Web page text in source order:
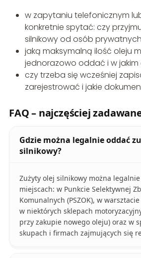
w zapytaniu telefonicznym
konkretnie spytać: czy
silnikowy od osób
jaką maksymalną ilość oleju
jednorazowo oddać i w
czy trzeba się wcześniej
zarejestrować i jakie
FAQ – najczęściej
Gdzie można legalnie oddać
silnikowy?
Zużyty olej silnikowy można
miejscach: w Punkcie Selektywnej
Komunalnych (PSZOK), w
w niektórych sklepach
przy zakupie nowego oleju) oraz w
skupach i firmach zajmujących się